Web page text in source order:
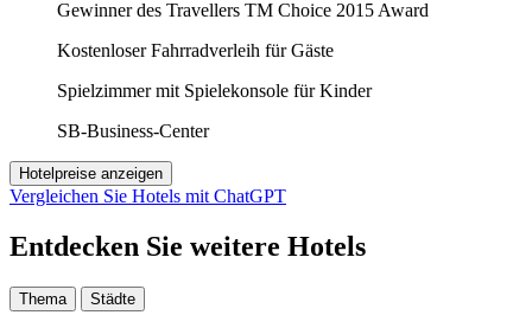
Gewinner des Travellers TM Choice 2015 Award
Kostenloser Fahrradverleih für Gäste
Spielzimmer mit Spielekonsole für Kinder
SB-Business-Center
Hotelpreise anzeigen
Vergleichen Sie Hotels mit ChatGPT
Entdecken Sie weitere Hotels
Thema Städte